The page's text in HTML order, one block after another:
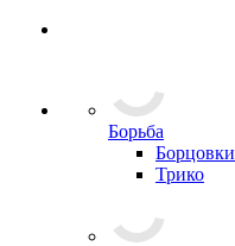
Борьба
Борцовки
Трико